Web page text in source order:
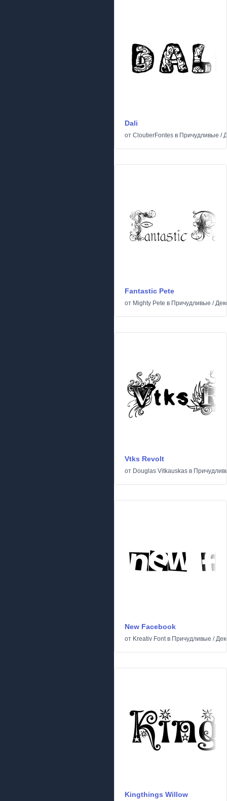
Dali
от CloutierFontes в Причудливые /
Fantastic Pete
от Mighty Pete в Причудливые /
Vtks Revolt
от Douglas Vitkauskas в
New Facebook
от Kreativ Fontв Причудливые /
Kingthings Willow